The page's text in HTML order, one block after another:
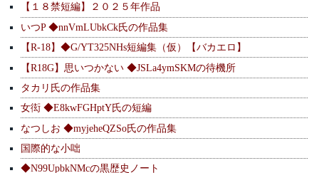
【１８禁短編】２０２５年作品
いつP ◆nnVmLUbkCk氏の作品集
【R-18】◆G/YT325NHs短編集（仮）【バカエロ】
【R18G】思いつかない ◆JSLa4ymSKMの待機所
タカリ氏の作品集
女衒 ◆E8kwFGHptY氏の短編
なつしお ◆myjeheQZSo氏の作品集
国際的な小咄
◆N99UpbkNMcの黒歴史ノート